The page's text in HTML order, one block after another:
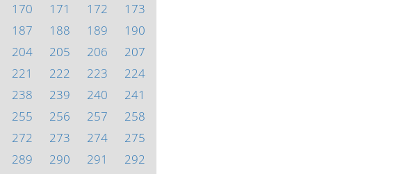
170 171 172
173
187 188 189
190
204 205 206
207
221 222 223
224
238 239 240
241
255 256 257
258
272 273 274
275
289 290 291
292